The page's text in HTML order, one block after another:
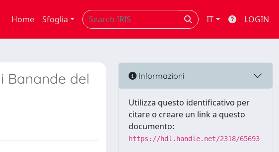
Home Sfoglia IT LOGIN
Banande del
Informazioni
Utilizza questo identificativo per
citare o creare un link a questo
documento:
https://hdl.handle.net/2318/65693